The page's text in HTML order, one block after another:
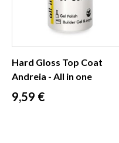
Hard Gloss Top Coat
Andreia - All in one
Prix
9,59 €